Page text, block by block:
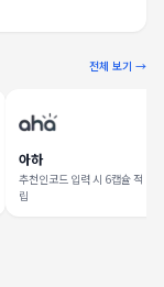
전체 보기 →
아하
추천인코드 입력 시 6캡슐 적
립